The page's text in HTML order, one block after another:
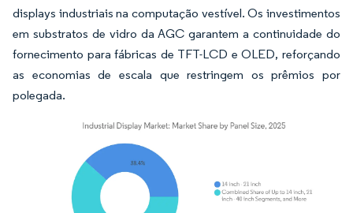
displays industriais na computação vestível. Os investimentos
em substratos de vidro da AGC garantem a continuidade do
fornecimento para fábricas de TFT-LCD e OLED, reforçando
as economias de escala que restringem os prêmios por
polegada.